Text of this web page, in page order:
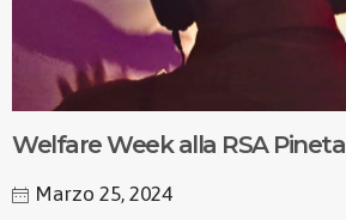
Welfare Week alla RSA Pineta
Marzo 25, 2024